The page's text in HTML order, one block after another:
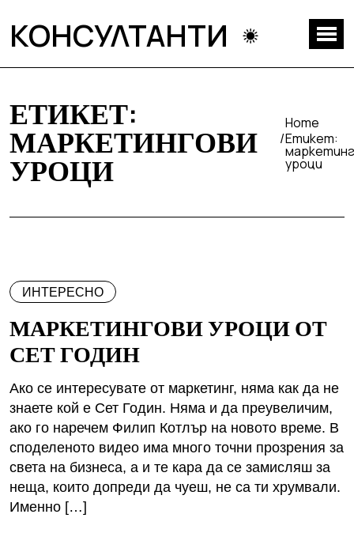
КОНСУЛТАНТИ
ЕТИКЕТ:
МАРКЕТИНГОВИ
УРОЦИ
Home
Етикет:
уроци
ИНТЕРЕСНО
МАРКЕТИНГОВИ УРОЦИ ОТ
СЕТ ГОДИН
Ако се интересувате от маркетинг, няма как да не
знаете кой е Сет Годин. Няма и да преувеличим,
ако го наречем Филип Котлър на новото време. В
споделеното видео има много точни прозрения за
света на бизнеса, а и те кара да се замисляш за
неща, които допреди да чуеш, не са ти хрумвали.
Именно […]